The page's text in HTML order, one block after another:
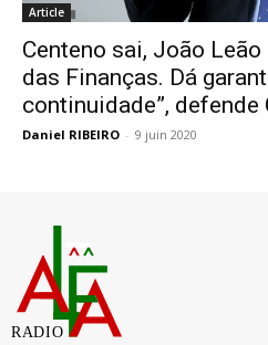
Article
Centeno sai, João
das Finanças. Dá
continuidade”, defende
Daniel RIBEIRO - 9 juin 2020
RADIO